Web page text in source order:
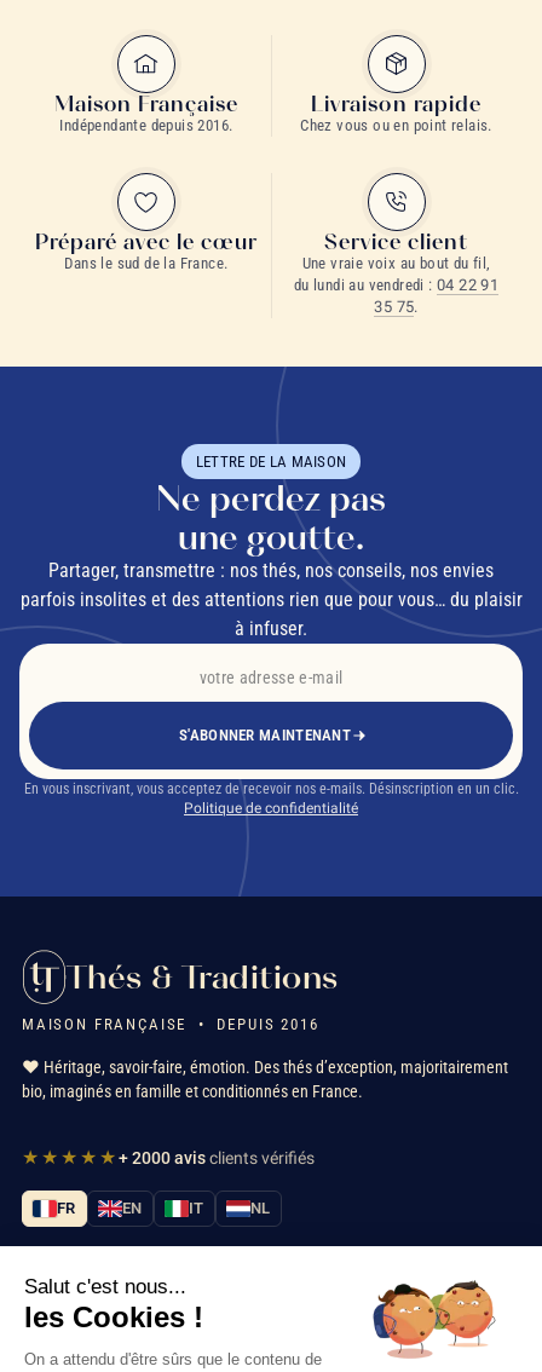
Maison Française
Indépendante depuis 2016.
Livraison rapide
Chez vous ou en point relais.
Préparé avec le cœur
Dans le sud de la France.
Service client
Une vraie voix au bout du fil,
du lundi au vendredi :04 22 91
35 75.
LETTRE DE LA MAISON
Ne perdez pas
une goutte.
Partager, transmettre : nos thés, nos conseils, nos envies
parfois insolites et des attentions rien que pour vous… du plaisir
à infuser.
S'ABONNER MAINTENANT
En vous inscrivant, vous acceptez de recevoir nos e-mails. Désinscription en un clic.
Politique de confidentialité
Thés & Traditions
MAISON FRANÇAISE • DEPUIS 2016
❤️ Héritage, savoir-faire, émotion. Des thés d’exception, majoritairement
bio, imaginés en famille et conditionnés en France.
★★★★★+ 2000 avisclients vérifiés
FR EN IT NL
Nos services
Informations
Salut c'est nous...
les Cookies !
On a attendu d'être sûrs que le contenu de